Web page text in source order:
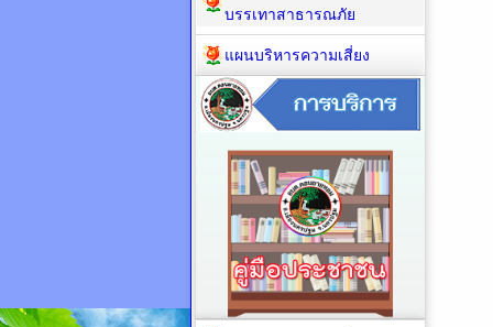
บรรเทาสาธารณภัย
แผนบริหารความเสี่ยง